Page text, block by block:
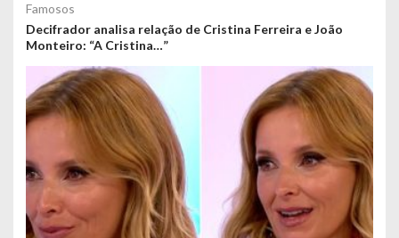
Famosos
Decifrador analisa relação de Cristina Ferreira e João
Monteiro: “A Cristina…”